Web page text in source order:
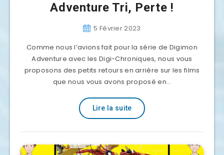
Adventure Tri, Perte !
5 Février 2023
Comme nous l’avions fait pour la série de Digimon
Adventure avec les Digi-Chroniques, nous vous
proposons des petits retours en arrière sur les films
que nous vous avons proposé en…
Lire la suite